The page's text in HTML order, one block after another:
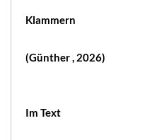
Klammern
(Günther , 2026)
Im Text